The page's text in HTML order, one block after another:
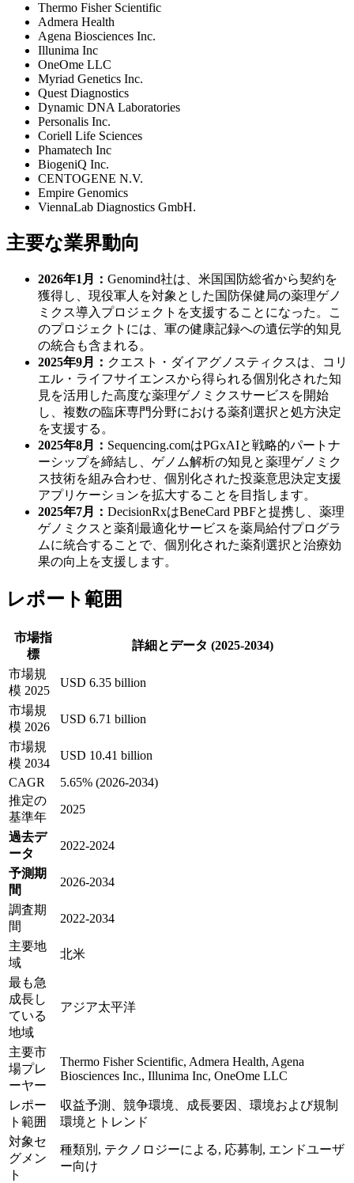
Thermo Fisher Scientific
Admera Health
Agena Biosciences Inc.
Illunima Inc
OneOme LLC
Myriad Genetics Inc.
Quest Diagnostics
Dynamic DNA Laboratories
Personalis Inc.
Coriell Life Sciences
Phamatech Inc
BiogeniQ Inc.
CENTOGENE N.V.
Empire Genomics
ViennaLab Diagnostics GmbH.
主要な業界動向
2026年1月： Genomind社は、米国国防総省から契約を
獲得し、現役軍人を対象とした国防保健局の薬理ゲノ
ミクス導入プロジェクトを支援することになった。こ
のプロジェクトには、軍の健康記録への遺伝学的知見
の統合も含まれる。
2025年9月： クエスト・ダイアグノスティクスは、コリ
エル・ライフサイエンスから得られる個別化された知
見を活用した高度な薬理ゲノミクスサービスを開始
し、複数の臨床専門分野における薬剤選択と処方決定
を支援する。
2025年8月： Sequencing.comはPGxAIと戦略的パートナ
ーシップを締結し、ゲノム解析の知見と薬理ゲノミク
ス技術を組み合わせ、個別化された投薬意思決定支援
アプリケーションを拡大することを目指します。
2025年7月： DecisionRxはBeneCard PBFと提携し、薬理
ゲノミクスと薬剤最適化サービスを薬局給付プログラ
ムに統合することで、個別化された薬剤選択と治療効
果の向上を支援します。
レポート範囲
市場指
標
詳細とデータ (2025-2034)
市場規
模 2025
USD 6.35 billion
市場規
模 2026
USD 6.71 billion
市場規
模 2034
USD 10.41 billion
CAGR
5.65% (2026-2034)
推定の
基準年
2025
過去デ
ータ
2022-2024
予測期
間
2026-2034
調査期
間
2022-2034
主要地
域
北米
最も急
成長し
ている
地域
アジア太平洋
主要市
場プレ
ーヤー
Thermo Fisher Scientific, Admera Health, Agena
Biosciences Inc., Illunima Inc, OneOme LLC
レポー
ト範囲
収益予測、競争環境、成長要因、環境および規制
環境とトレンド
対象セ
グメン
ト
種類別, テクノロジーによる, 応募制, エンドユーザ
ー向け